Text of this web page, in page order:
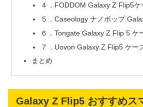
４．FODDOM Galaxy Z Flip5ケ
５．Caseology ナノポップ
６．Tongate Galaxy Z Flip 5 ケ
７．Uovon Galaxy Z Flip5 ケー
まとめ
Galaxy Z Flip5 おすすめス